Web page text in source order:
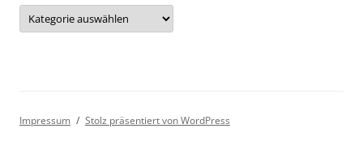
Kategorien
Impressum Stolz präsentiert von WordPress